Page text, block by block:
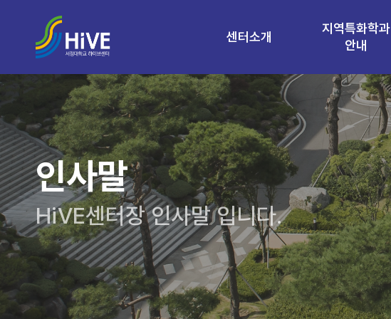
센터소개
지역특화학과
안내
인사말
HiVE센터장 인사말 입니다.